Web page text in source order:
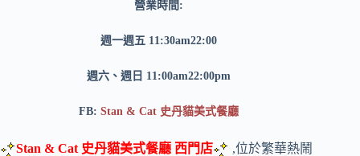
營業時間:
週一週五 11:30am22:00
週六、週日 11:00am22:00pm
FB: Stan & Cat 史丹貓美式餐廳
Stan & Cat 史丹貓美式餐廳 西門店
,位於繁華熱鬧